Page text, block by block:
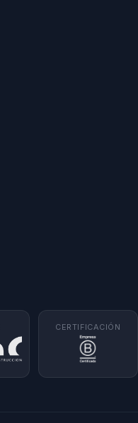
CERTIFICACIÓN